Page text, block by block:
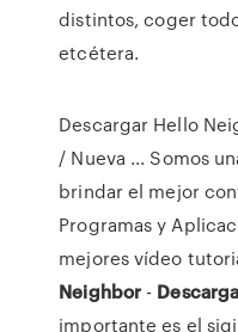
distintos, coger
etcétera.
Descargar Hello
/ Nueva ... Somos
brindar el mejor
Programas y
mejores vídeo
Neighbor -
importante es el